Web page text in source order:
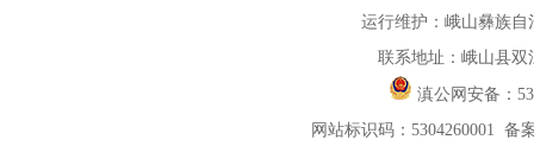
运行维护：峨山彝族自
联系地址：峨山县双
滇公网安备：
网站标识码：5304260001 备